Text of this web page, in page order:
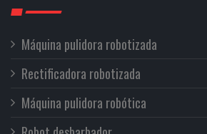
Máquina pulidora robotizada
Rectificadora robotizada
Máquina pulidora robótica